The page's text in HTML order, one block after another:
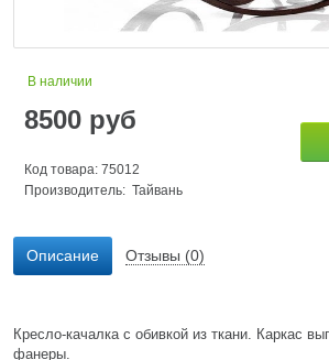
В наличии
8500 руб
Код товара: 75012
Производитель: Тайвань
Описание Отзывы (0)
Кресло-качалка с обивкой из ткани. Каркас
фанеры.